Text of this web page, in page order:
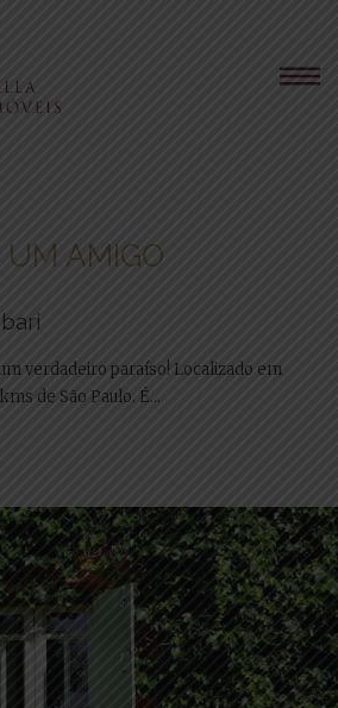
UM AMIGO
verdadeiro paraíso! Localizado em
de São Paulo. É...